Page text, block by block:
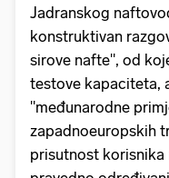
Jadranskog
konstruktivan
sirove nafte", od
testove kapaciteta,
"međunarodne
zapadnoeuropskih
prisutnost korisnika